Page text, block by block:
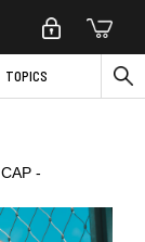
TOPICS
-